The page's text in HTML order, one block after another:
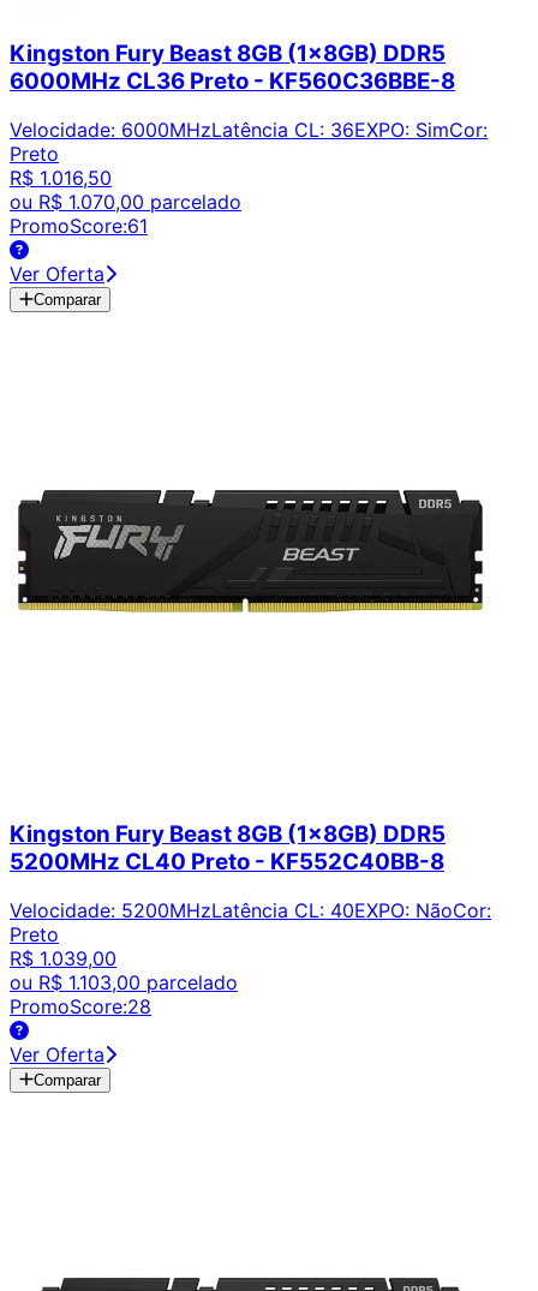
Kingston Fury Beast 8GB (1x8GB) DDR5
6000MHz CL36 Preto - KF560C36BBE-8
Velocidade: 6000MHzLatência CL: 36EXPO: SimCor:
Preto
R$ 1.016,50
ou R$ 1.070,00 parcelado
PromoScore:61
Ver Oferta
Comparar
Kingston Fury Beast 8GB (1x8GB) DDR5
5200MHz CL40 Preto - KF552C40BB-8
Velocidade: 5200MHzLatência CL: 40EXPO: NãoCor:
Preto
R$ 1.039,00
ou R$ 1.103,00 parcelado
PromoScore:28
Ver Oferta
Comparar